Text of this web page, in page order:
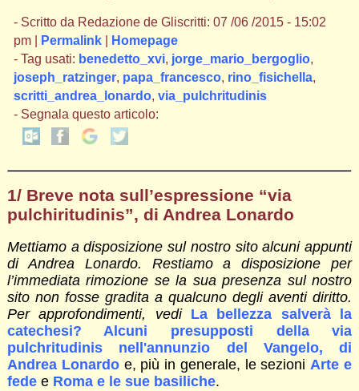
- Scritto da Redazione de Gliscritti: 07 /06 /2015 - 15:02
pm |
Permalink|
Homepage
- Tag usati: benedetto_xvi, jorge_mario_bergoglio,
joseph_ratzinger, papa_francesco, rino_fisichella,
scritti_andrea_lonardo, via_pulchritudinis
- Segnala questo articolo:
1/ Breve nota sull’espressione “via
pulchiritudinis”, di Andrea Lonardo
Mettiamo a disposizione sul nostro sito alcuni appunti
di Andrea Lonardo. Restiamo a disposizione per
l’immediata rimozione se la sua presenza sul nostro
sito non fosse gradita a qualcuno degli aventi diritto.
Per approfondimenti, vedi
La bellezza salverà la
catechesi? A lcuni presupposti della via
pulchritudinis nell'annunzio del Vangelo, di
Andrea Lonardoe, più in generale, le sezioniArte e
fedee Roma e le sue basiliche.